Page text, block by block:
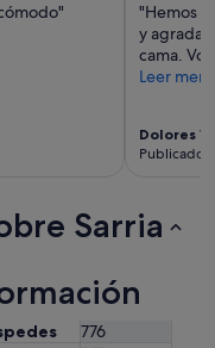
"Hemos
y
cama.
Leer
Dolores
Publicado
Sarria
776